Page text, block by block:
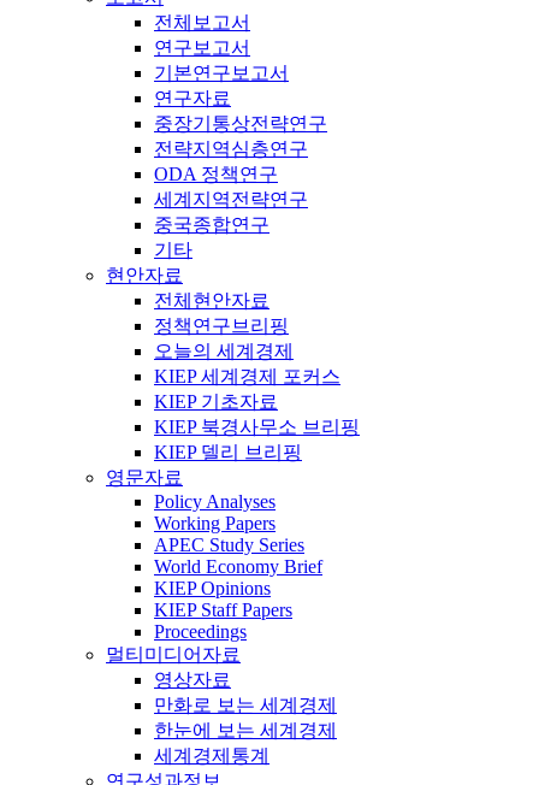
전체보고서
연구보고서
기본연구보고서
연구자료
중장기통상전략연구
전략지역심층연구
ODA 정책연구
세계지역전략연구
중국종합연구
기타
현안자료
전체현안자료
정책연구브리핑
오늘의 세계경제
KIEP 세계경제 포커스
KIEP 기초자료
KIEP 북경사무소 브리핑
KIEP 델리 브리핑
영문자료
Policy Analyses
Working Papers
APEC Study Series
World Economy Brief
KIEP Opinions
KIEP Staff Papers
Proceedings
멀티미디어자료
영상자료
만화로 보는 세계경제
한눈에 보는 세계경제
세계경제통계
연구성과정보